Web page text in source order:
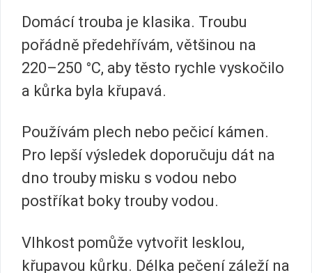
Domácí trouba je klasika. Troubu
pořádně předehřívám, většinou na
220–250 °C, aby těsto rychle vyskočilo
a kůrka byla křupavá.
Používám plech nebo pečicí kámen.
Pro lepší výsledek doporučuju dát na
dno trouby misku s vodou nebo
postříkat boky trouby vodou.
Vlhkost pomůže vytvořit lesklou,
křupavou kůrku. Délka pečení záleží na